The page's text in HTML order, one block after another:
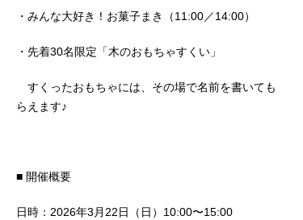
・みんな大好き！お菓子まき（11:00／14:00）
・先着30名限定「木のおもちゃすくい」
すくったおもちゃには、その場で名前を書いても
らえます♪
■ 開催概要
日時：2026年3月22日（日）10:00〜15:00